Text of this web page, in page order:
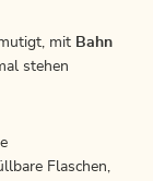
mit Bahn
stehen
Flaschen,